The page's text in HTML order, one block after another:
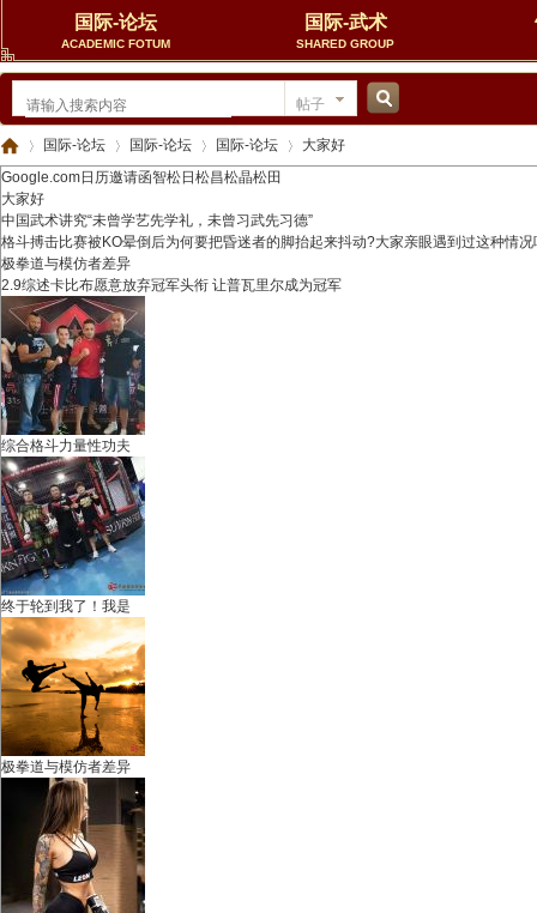
国际-论坛
ACADEMIC FOTUM
国际-武术
SHARED GROUP
帖子
索
中
国
国
»
国际-论坛
›
国际-论坛
›
国际-论坛
›
大家好
Google.com日历邀请函智松日松昌松晶松田
大家好
中国武术讲究“未曾学艺先学礼，未曾习武先习德”
格斗搏击比赛被KO晕倒后为何要把昏迷者的脚抬起来抖动?大家亲眼遇到过这种情况
极拳道与模仿者差异
2.9综述卡比布愿意放弃冠军头衔 让普瓦里尔成为冠军
综合格斗力量性功夫
终于轮到我了！我是
极拳道与模仿者差异